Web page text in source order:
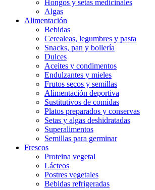
Hongos y setas medicinales
Algas
Alimentación
Bebidas
Cerealeas, legumbres y pasta
Snacks, pan y bollería
Dulces
Aceites y condimentos
Endulzantes y mieles
Frutos secos y semillas
Alimentación deportiva
Sustitutivos de comidas
Platos preparados y conservas
Setas y algas deshidratadas
Superalimentos
Semillas para germinar
Frescos
Proteina vegetal
Lácteos
Postres vegetales
Bebidas refrigeradas